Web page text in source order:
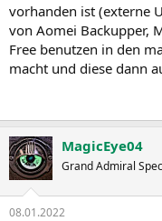
vorhanden ist (externe
von Aomei Backupper,
Free benutzen in den
macht und diese dann
MagicEye04
Grand Admiral
08.01.2022